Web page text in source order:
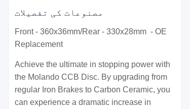
مصنوعات کی تفصیلات
Front - 360x36mm/Rear - 330x28mm - OE
Replacement
Achieve the ultimate in stopping power with
the Molando CCB Disc. By upgrading from
regular Iron Brakes to Carbon Ceramic, you
can experience a dramatic increase in